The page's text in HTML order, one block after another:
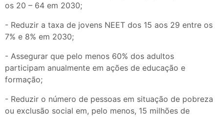
os 20 – 64 em 2030;
- Reduzir a taxa de jovens NEET dos 15 aos 29 entre os
7% e 8% em 2030;
- Assegurar que pelo menos 60% dos adultos
participam anualmente em ações de educação e
formação;
- Reduzir o número de pessoas em situação de pobreza
ou exclusão social em, pelo menos, 15 milhões de